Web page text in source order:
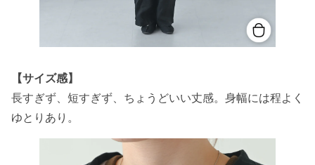
【サイズ感】
長すぎず、短すぎず、ちょうどいい丈感。身幅には程よく
ゆとりあり。